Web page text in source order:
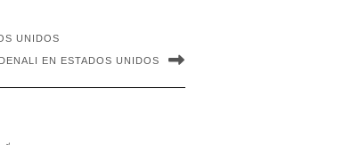
UNIDOS
EN ESTADOS UNIDOS